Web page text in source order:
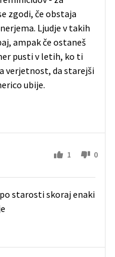
zgodi, če obstaja
Ljudje v takih
ampak če ostaneš
pusti v letih, ko ti
verjetnost, da starejši
ubije.
1 0
starosti skoraj enaki